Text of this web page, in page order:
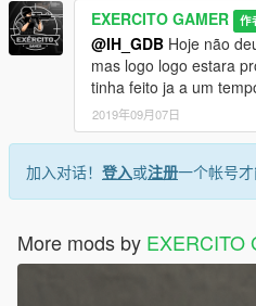
EXERCITO GAMER 作
@IH_GDB Hoje não
mas logo logo estara
tinha feito ja a um
2019年09月07日
加入对话！ 登入或注册一个帐号才
More mods by EXERCITO